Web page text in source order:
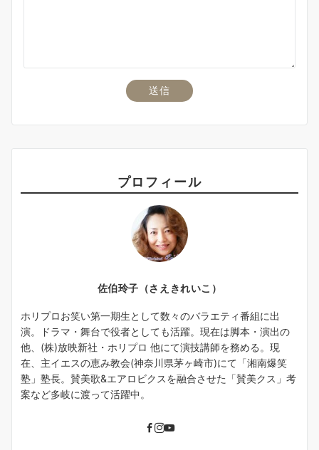
プロフィール
佐伯玲子（さえきれいこ）
ホリプロお笑い第一期生として数々のバラエティ番組に出
演。ドラマ・舞台で役者としても活躍。現在は脚本・演出の
他、(株)放映新社・ホリプロ 他にて演技講師を務める。現
在、主イエスの恵み教会(神奈川県茅ヶ崎市)にて「湘南爆笑
塾」塾長。賛美歌&エアロビクスを融合させた「賛美クス」考
案など多岐に渡って活躍中。